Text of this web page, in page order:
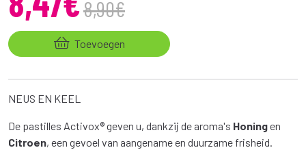
8,90€
Toevoegen
NEUS EN KEEL
De pastilles Activox® geven u, dankzij de aroma's Honingen
Citroen, een gevoel van aangename en duurzame frisheid.